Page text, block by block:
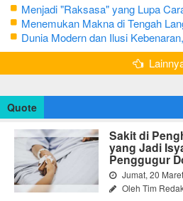
Menjadi "Raksasa" yang Lupa
Menemukan Makna di Tengah
Dunia Modern dan Ilusi
terjebak Tipu Daya
Quote
Sakit di
yang Jadi
Penggugur
Jumat, 20
Oleh Tim